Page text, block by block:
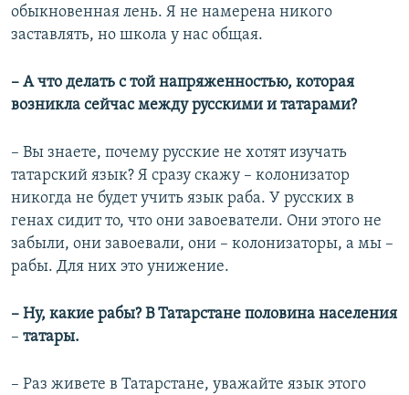
обыкновенная лень. Я не намерена никого
заставлять, но школа у нас общая.
– А что делать с той напряженностью, которая
возникла сейчас между русскими и татарами?
– Вы знаете, почему русские не хотят изучать
татарский язык? Я сразу скажу – колонизатор
никогда не будет учить язык раба. У русских в
генах сидит то, что они завоеватели. Они этого не
забыли, они завоевали, они – колонизаторы, а мы –
рабы. Для них это унижение.
–​ Ну, какие рабы? В Татарстане половина населения
–​ татары.
– Раз живете в Татарстане, уважайте язык этого